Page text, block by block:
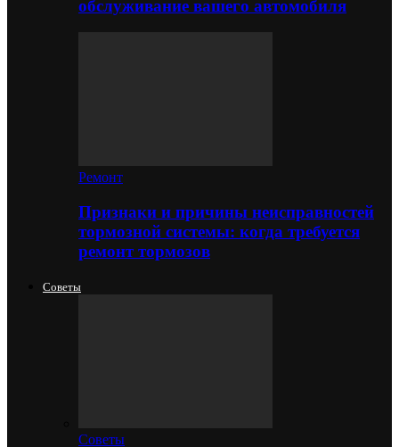
обслуживание вашего автомобиля
Ремонт
Признаки и причины неисправностей
тормозной системы: когда требуется
ремонт тормозов
Советы
Советы